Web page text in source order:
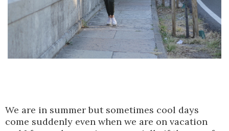
We are in summer but sometimes cool days
come suddenly even when we are on vacation